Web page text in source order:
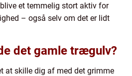
et temmelig stort aktiv for
– også selv om det er lidt
det gamle trægulv?
at skille dig af med det grimme